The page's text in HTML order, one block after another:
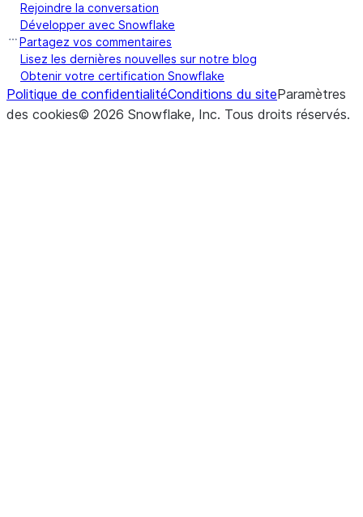
Rejoindre la conversation
Développer avec Snowflake
Partagez vos commentaires
Lisez les dernières nouvelles sur notre blog
Obtenir votre certification Snowflake
Politique de confidentialitéConditions du siteParamètres
des cookies© 2026 Snowflake, Inc. Tous droits réservés.